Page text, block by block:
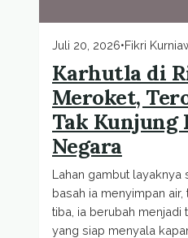
Juli 20, 2026•Fikri
Karhutla di
Meroket,
Tak Kunjung
Negara
Lahan gambut layaknya
basah ia menyimpan
tiba, ia berubah menjadi
yang siap menyala